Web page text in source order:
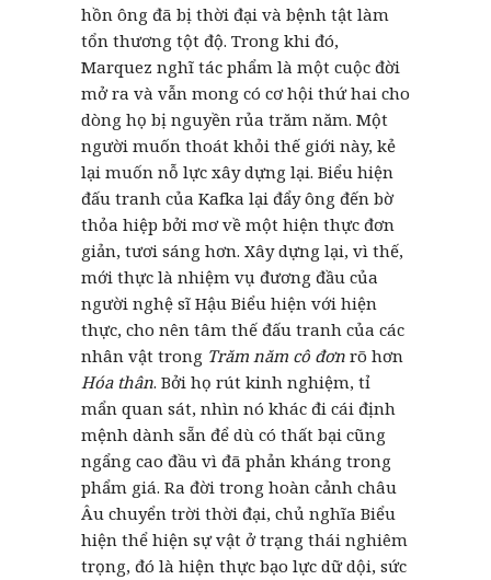
hồn ông đã bị thời đại và bệnh tật làm
tổn thương tột độ. Trong khi đó,
Marquez nghĩ tác phẩm là một cuộc đời
mở ra và vẫn mong có cơ hội thứ hai cho
dòng họ bị nguyền rủa trăm năm. Một
người muốn thoát khỏi thế giới này, kẻ
lại muốn nỗ lực xây dựng lại. Biểu hiện
đấu tranh của Kafka lại đẩy ông đến bờ
thỏa hiệp bởi mơ về một hiện thực đơn
giản, tươi sáng hơn. Xây dựng lại, vì thế,
mới thực là nhiệm vụ đương đầu của
người nghệ sĩ Hậu Biểu hiện với hiện
thực, cho nên tâm thế đấu tranh của các
nhân vật trong Trăm năm cô đơn rõ hơn
Hóa thân. Bởi họ rút kinh nghiệm, tỉ
mẩn quan sát, nhìn nó khác đi cái định
mệnh dành sẵn để dù có thất bại cũng
ngẩng cao đầu vì đã phản kháng trong
phẩm giá. Ra đời trong hoàn cảnh châu
Âu chuyển trời thời đại, chủ nghĩa Biểu
hiện thể hiện sự vật ở trạng thái nghiêm
trọng, đó là hiện thực bạo lực dữ dội, sức